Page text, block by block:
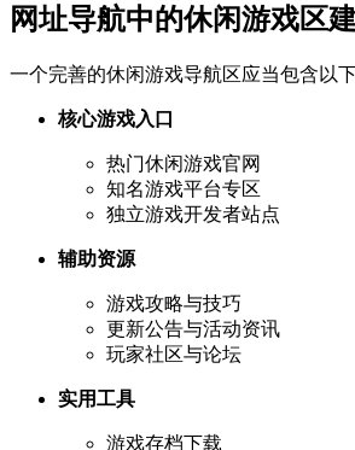
网址导航中的休闲游戏区
一个完善的休闲游戏导航区应当包含以下
核心游戏入口
热门休闲游戏官网
知名游戏平台专区
独立游戏开发者站点
辅助资源
游戏攻略与技巧
更新公告与活动资讯
玩家社区与论坛
实用工具
游戏存档下载